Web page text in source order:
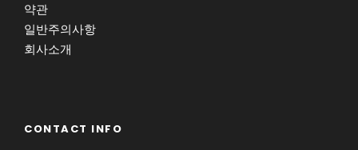
올란도 디즈니로 이동
유니버샬 스튜디오, 디즈니월드, 씨월드 테마 파크
약관
일반주의사항
회사소개
CONTACT INFO